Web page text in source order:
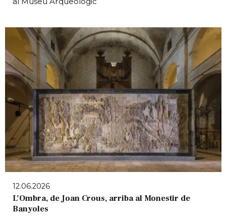
12.06.2026
L’Ombra, de Joan Crous, arriba al Monestir de
Banyoles